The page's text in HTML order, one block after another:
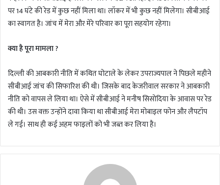
पर 14 घंटे की रेड में कुछ नहीं मिला था। लॉकर में भी कुछ नहीं मिलेगा। सीबीआई
का स्वागत है। जांच में मेरा और मेरे परिवार का पूरा सहयोग रहेगा।
क्या है पूरा मामला ?
दिल्ली की आबकारी नीति में कथित घोटाले के लेकर उपराज्यपाल ने पिछले महीने
सीबीआई जांच की सिफारिश की थी। जिसके बाद केजरीवाल सरकार ने आबकारी
नीति को वापस ले लिया था। ऐसे में सीबीआई ने मनीष सिसोदिया के आवास पर रेड
की थी। उस वक्त उन्होंने दावा किया था सीबीआई मेरा मोबाइल फोन और लैपटॉप
ले गई। साथ ही कई अहम फाइलों को भी जब्त कर लिया है।